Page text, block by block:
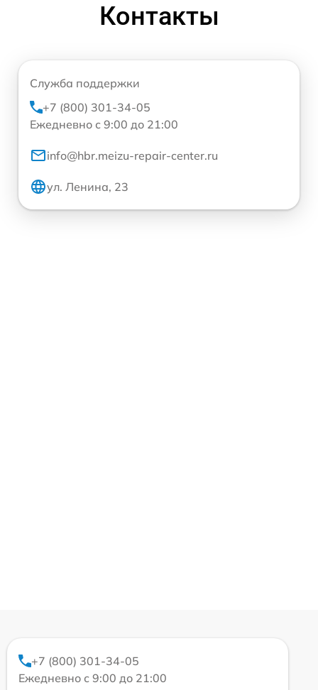
Контакты
Служба поддержки
+7 (800) 301-34-05
Ежедневно с 9:00 до 21:00
info@hbr.meizu-repair-center.ru
ул. Ленина, 23
+7 (800) 301-34-05
Ежедневно с 9:00 до 21:00